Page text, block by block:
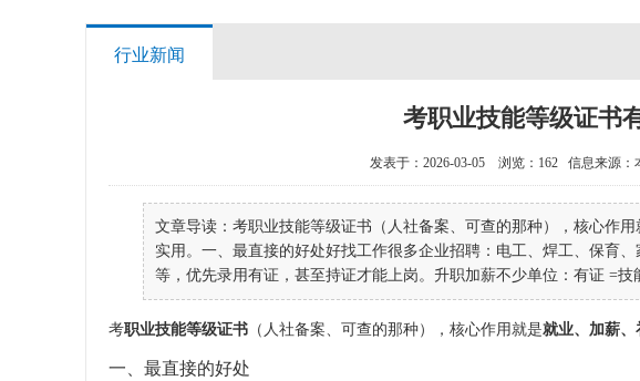
行业新闻
考职业技能等级证书
发表于：2026-03-05 浏览：162 信息来源：
文章导读：考职业技能等级证书（人社备案、可查的那种），核心作
实用。一、最直接的好处好找工作很多企业招聘：电工、焊工、保育
等，优先录用有证，甚至持证才能上岗。升职加薪不少单位：有证 =
考职业技能等级证书 （人社备案、可查的那种），核心作用就是就业、加薪
一、最直接的好处